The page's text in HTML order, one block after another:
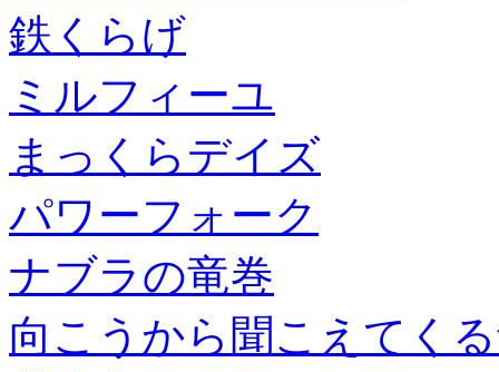
鉄くらげ
ミルフィーユ
まっくらデイズ
パワーフォーク
ナブラの竜巻
向こうから聞こえてく